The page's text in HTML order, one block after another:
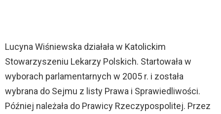
Lucyna Wiśniewska działała w Katolickim
Stowarzyszeniu Lekarzy Polskich. Startowała w
wyborach parlamentarnych w 2005 r. i została
wybrana do Sejmu z listy Prawa i Sprawiedliwości.
Później należała do Prawicy Rzeczypospolitej. Przez